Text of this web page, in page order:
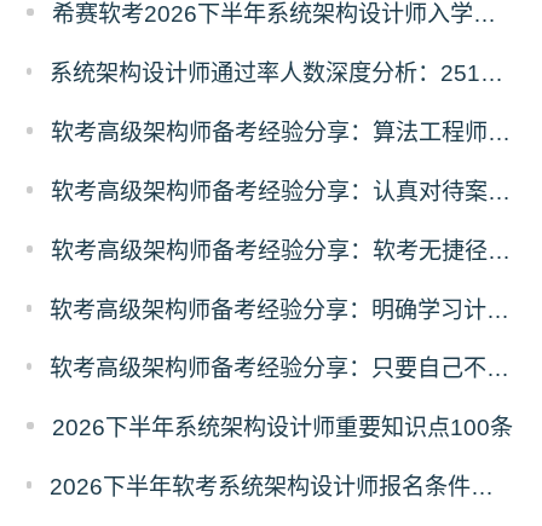
希赛软考2026下半年系统架构设计师入学摸底测试卷
系统架构设计师通过率人数深度分析：2511vs2605考期各地数据对比
软考高级架构师备考经验分享：算法工程师的架构设计师学习经历
软考高级架构师备考经验分享：认真对待案例，重视AI技术
软考高级架构师备考经验分享：软考无捷径，功到自然成
软考高级架构师备考经验分享：明确学习计划，有序分配精力，坚持终会成功
软考高级架构师备考经验分享：只要自己不认输，那失败的概率就是0
2026下半年系统架构设计师重要知识点100条
2026下半年软考系统架构设计师报名条件有哪些？需要准备什么材料？